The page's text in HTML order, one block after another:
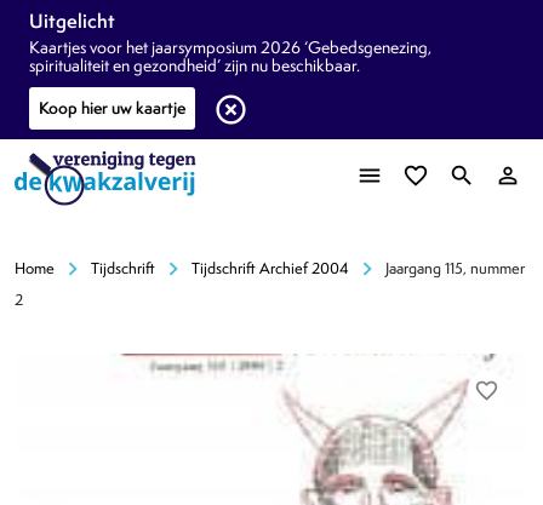
Uitgelicht
Kaartjes voor het jaarsymposium 2026 ‘Gebedsgenezing,
spiritualiteit en gezondheid’ zijn nu beschikbaar.
Koop hier uw kaartje
highlight_off
menu favorite_border search person_outline
Home chevron_right Tijdschrift chevron_right Tijdschrift Archief 2004 chevron_right
Jaargang 115, nummer
2
favorite_border